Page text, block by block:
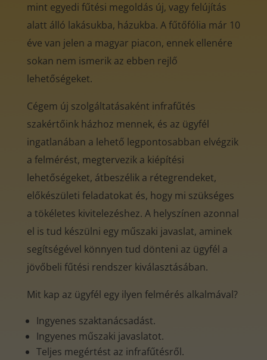
mint egyedi fűtési megoldás új, vagy felújítás
alatt álló lakásukba, házukba. A fűtőfólia már 10
éve van jelen a magyar piacon, ennek ellenére
sokan nem ismerik az ebben rejlő
lehetőségeket.
Cégem új szolgáltatásaként infrafűtés
szakértőink házhoz mennek, és az ügyfél
ingatlanában a lehető legpontosabban elvégzik
a felmérést, megtervezik a kiépítési
lehetőségeket, átbeszélik a rétegrendeket,
előkészületi feladatokat és, hogy mi szükséges
a tökéletes kivitelezéshez. A helyszínen azonnal
el is tud készülni egy műszaki javaslat, aminek
segítségével könnyen tud dönteni az ügyfél a
jövőbeli fűtési rendszer kiválasztásában.
Mit kap az ügyfél egy ilyen felmérés alkalmával?
Ingyenes szaktanácsadást.
Ingyenes műszaki javaslatot.
Teljes megértést az infrafűtésről.